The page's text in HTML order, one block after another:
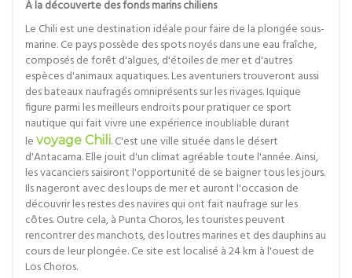
À la découverte des fonds marins chiliens
Le Chili est une destination idéale pour faire de la plongée sous-
marine. Ce pays possède des spots noyés dans une eau fraîche,
composés de forêt d'algues, d'étoiles de mer et d'autres
espèces d'animaux aquatiques. Les aventuriers trouveront aussi
des bateaux naufragés omniprésents sur les rivages. Iquique
figure parmi les meilleurs endroits pour pratiquer ce sport
nautique qui fait vivre une expérience inoubliable durant
le voyage Chili. C'est une ville située dans le désert
d'Antacama. Elle jouit d'un climat agréable toute l'année. Ainsi,
les vacanciers saisiront l'opportunité de se baigner tous les jours.
Ils nageront avec des loups de mer et auront l'occasion de
découvrir les restes des navires qui ont fait naufrage sur les
côtes. Outre cela, à Punta Choros, les touristes peuvent
rencontrer des manchots, des loutres marines et des dauphins au
cours de leur plongée. Ce site est localisé à 24 km à l'ouest de
Los Choros.